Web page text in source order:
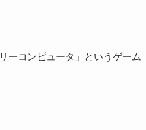
ーコンピュータ」というゲーム